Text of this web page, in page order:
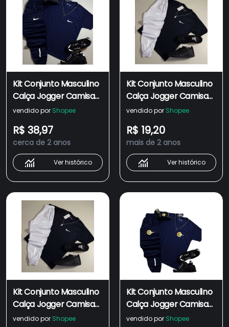
Kit Conjunto Masculino
Calça Jogger Camisa
Masculina Refletiva
Esportivo dry fit -
ENVIO IMEDIATO
vendido por Shopee
R$ 38,97
cerca de 2 anos
Ver histórico
Kit Conjunto Masculino
Calça Jogger Camisa
Masculina Refletiva
Esportivo dry fit
masculino
vendido por Shopee
R$ 19,20
mais de 2 anos
Ver histórico
Kit Conjunto Masculino
Calça Jogger Camisa
Masculina Refletiva
vendido por Shopee
Kit Conjunto Masculino
Calça Jogger Camisa
Masculina Refletiva
vendido por Shopee